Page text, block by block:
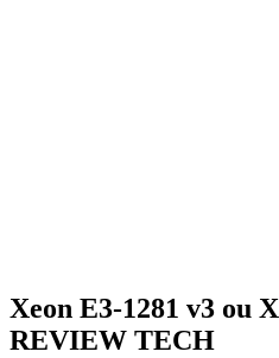
Xeon E3-1281 v3 ou
REVIEW TECH